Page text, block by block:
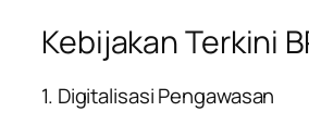
Kebijakan Terkini
1. Digitalisasi Pengawasan